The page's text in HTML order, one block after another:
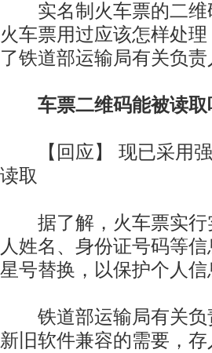
实名制火车票的二维
火车票用过应该怎样处
了铁道部运输局有关负
车票二维码能被读取
【回应】 现已采用强
读取
据了解，火车票实行
人姓名、身份证号码等
星号替换，以保护个人信
铁道部运输局有关负
新旧软件兼容的需要，